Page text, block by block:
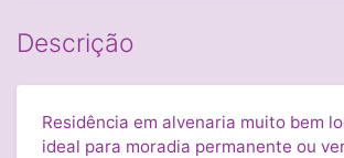
Descrição
Residência em alvenaria muito bem
ideal para moradia permanente ou